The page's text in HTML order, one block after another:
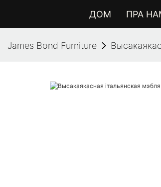
ДОМ ПРА
James Bond Furniture